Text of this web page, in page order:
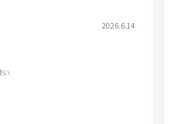
2026.6.14
い